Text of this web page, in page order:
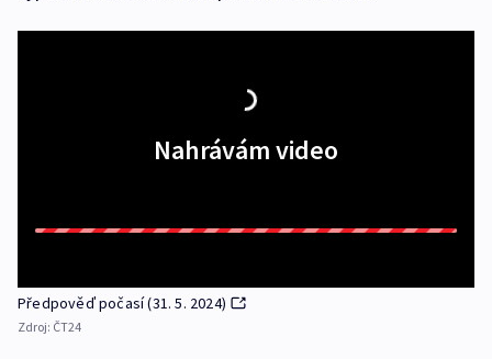
Nahrávám video
Předpověď počasí (31. 5. 2024)
Zdroj: ČT24